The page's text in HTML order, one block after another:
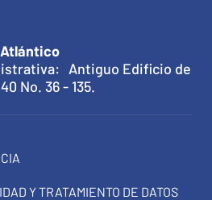
Antiguo Edificio de
No. 36 - 135.
Y TRATAMIENTO DE DATOS